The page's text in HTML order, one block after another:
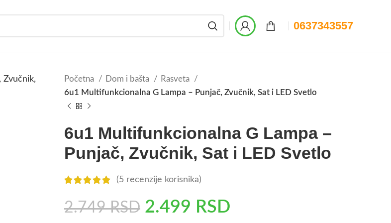
0637343557
Početna Dom i bašta
Rasveta
6u1 Multifunkcionalna G Lampa – Punjač, Zvučnik, Sat i LED Svetlo
6u1 Multifunkcionalna G Lampa –
Punjač, Zvučnik, Sat i LED Svetlo
(5 recenzije korisnika)
2.749RSD 2.499 RSD